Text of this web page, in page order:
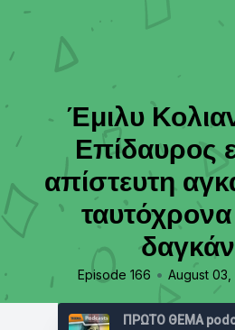
Έμιλυ
Επίδαυρος
απίστευτη
ταυτόχρονα
Episode 166 • August 03,
ΠΡΩΤΟ ΘΕΜΑ